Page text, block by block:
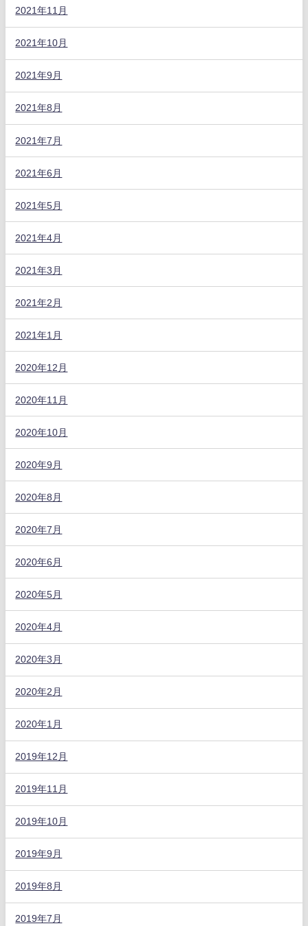
2021年11月
2021年10月
2021年9月
2021年8月
2021年7月
2021年6月
2021年5月
2021年4月
2021年3月
2021年2月
2021年1月
2020年12月
2020年11月
2020年10月
2020年9月
2020年8月
2020年7月
2020年6月
2020年5月
2020年4月
2020年3月
2020年2月
2020年1月
2019年12月
2019年11月
2019年10月
2019年9月
2019年8月
2019年7月